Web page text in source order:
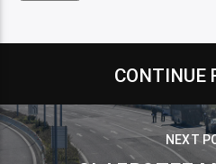
CONTINUE
NEXT